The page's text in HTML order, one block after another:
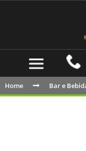
Home Bar e